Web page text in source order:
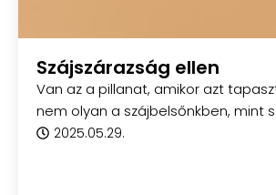
Szájszárazság ellen
Van az a pillanat, amikor azt
nem olyan a szájbelsőnkben, mint
2025.05.29.